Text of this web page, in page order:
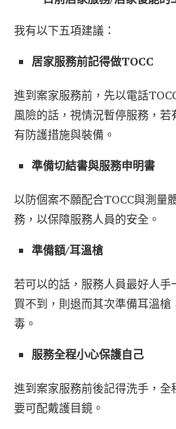
我有以下五項建議：
居家服務前記得做TOCC
進到案家服務前，先以電話
風險的話，視情況暫停服務，
有防護措施與裝備。
準備切結書與服務申明書
以防個案不願配合TOCC與測量
務，以保障服務人員的安全。
準備額/耳溫槍
若可以的話，服務人員最好人
買不到，則退而其次準備耳溫
毒。
服務全程小心保護自己
進到案家服務前後記得洗手，
要可配戴護目鏡。